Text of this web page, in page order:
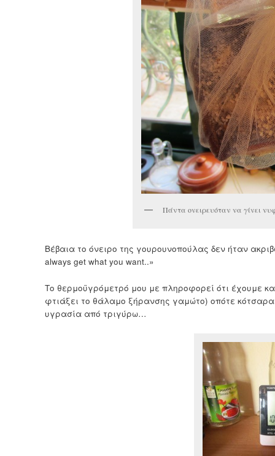
Πάντα ονειρευόταν να γίνει
Βέβαια το όνειρο της γουρουνοπούλας δεν ήταν
always get what you want..»
Το θερμοϋγρόμετρό μου με πληροφορεί ότι έχουμε
φτιάξει το θάλαμο ξήρανσης γαμώτο) οπότε
υγρασία από τριγύρω…